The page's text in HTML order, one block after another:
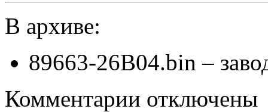
В архиве:
89663-26B04.bin –
Комментарии записи
отключены